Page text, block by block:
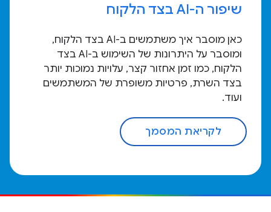
שיפור ה-AI בצד הלקוח
כאן מוסבר איך משתמשים ב-AI בצד הלקוח,
ומוסבר על היתרונות של השימוש ב-AI בצד
הלקוח, כמו זמן אחזור קצר, עלויות נמוכות יותר
בצד השרת, פרטיות משופרת של המשתמשים
ועוד.
לקריאת המסמך